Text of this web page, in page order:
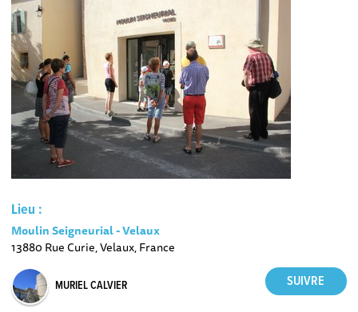
Lieu :
Moulin Seigneurial - Velaux
13880 Rue Curie, Velaux, France
MURIEL CALVIER